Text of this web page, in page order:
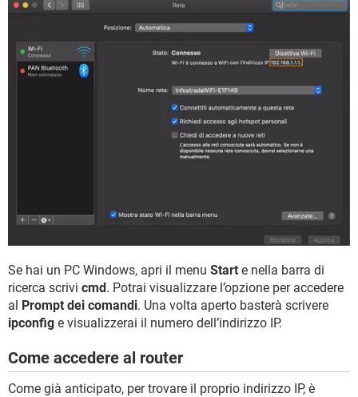
Se hai un PC Windows, apri il menu Start e nella barra di
ricerca scrivi cmd. Potrai visualizzare l’opzione per accedere
al Prompt dei comandi. Una volta aperto basterà scrivere
ipconfig e visualizzerai il numero dell’indirizzo IP.
Come accedere al router
Come già anticipato, per trovare il proprio indirizzo IP, è